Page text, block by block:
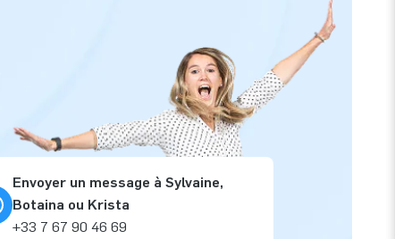
Envoyer un message à Sylvaine,
Botaina ou Krista
+33 7 67 90 46 69